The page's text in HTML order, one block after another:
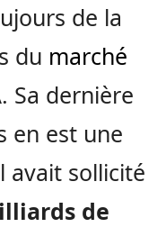
de la
du marché
Sa dernière
en est une
avait sollicité
de